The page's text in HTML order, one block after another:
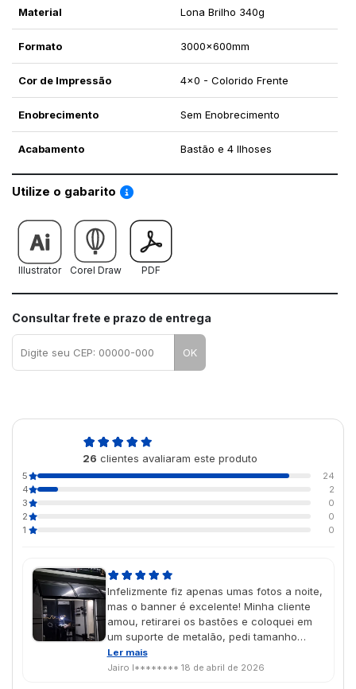
Material Lona Brilho 340g
Formato 3000x600mm
Cor de Impressão 4x0 - Colorido Frente
Enobrecimento Sem Enobrecimento
Acabamento Bastão e 4 Ilhoses
Utilize o gabarito Saiba como utilizar os nossos gabaritos
Illustrator Corel Draw PDF
Consultar frete e prazo de entrega
OK
26 clientes avaliaram este produto
5
24
4
2
3
0
2
0
1
0
Infelizmente fiz apenas umas fotos a noite,
mas o banner é excelente! Minha cliente
amou, retirarei os bastões e coloquei em
um suporte de metalão, pedi tamanho
personalizado e ficou perfeito!
Ler mais
Jairo I******** 18 de abril de 2026